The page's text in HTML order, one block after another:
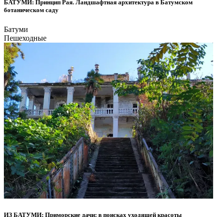
и мы найдём решение.
БАТУМИ: Принцип Рая. Ландшафтная архитектура в Батумском
ботаническом саду
Батуми
Пешеходные
ИЗ БАТУМИ: Приморские дачи: в поисках уходящей красоты